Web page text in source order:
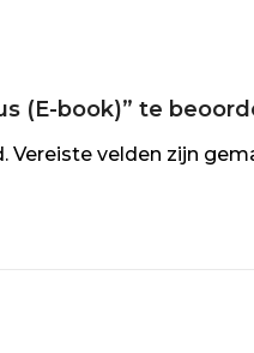
(E-book)” te
Vereiste velden zijn